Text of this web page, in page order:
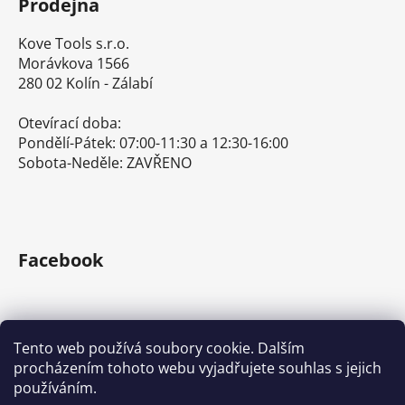
Tento web používá soubory cookie. Dalším
procházením tohoto webu vyjadřujete souhlas s jejich
používáním.
Prodejna
Kove Tools s.r.o.
Morávkova 1566
280 02 Kolín - Zálabí
Otevírací doba:
Pondělí-Pátek: 07:00-11:30 a 12:30-16:00
Sobota-Neděle: ZAVŘENO
Facebook
E-shop s ručním nářadím